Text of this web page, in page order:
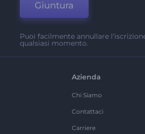
Giuntura
Puoi facilmente annullare
qualsiasi momento.
Azienda
Chi Siamo
Contattaci
Carriere